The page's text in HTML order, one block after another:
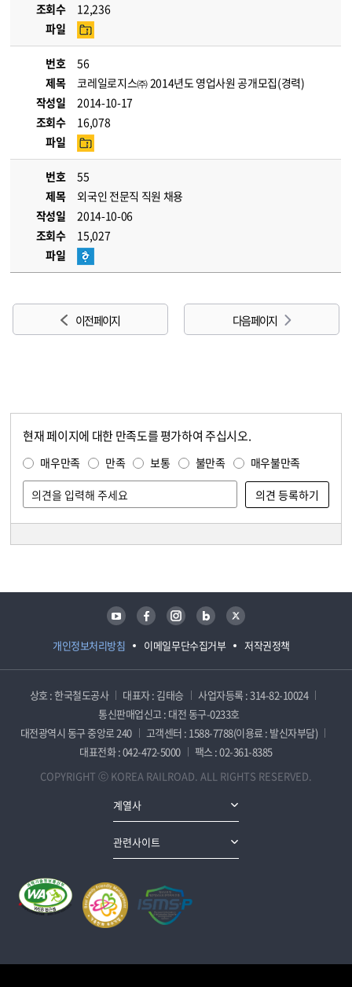
조회수
12,236
파일
번호
56
제목
코레일로지스㈜ 2014년도 영업사원 공개모집(경력)
작성일
2014-10-17
조회수
16,078
파일
번호
55
제목
외국인 전문직 직원 채용
작성일
2014-10-06
조회수
15,027
파일
이전 페이지 다음 페이지
현재 페이지에 대한 만족도를 평가하여 주십시오.
매우만족 만족 보통 불만족 매우불만족
개인정보처리방침 이메일무단수집거부 저작권정책
유튜브 페이스북 인스타그램 블로그 트위터
상호 : 한국철도공사 대표자 : 김태승
사업자등록 : 314-82-10024
통신판매업신고 : 대전 동구-0233호
대전광역시 동구 중앙로 240
고객센터 : 1588-7788(이용료 : 발신자부담)
대표전화 : 042-472-5000
팩스 : 02-361-8385
COPYRIGHT ⓒ KOREA RAILROAD. ALL RIGHTS RESERVED.
계열사
관련사이트